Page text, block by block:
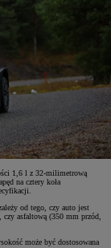
1,6 l z 32-milimetrową
na cztery koła
od tego, czy auto jest
asfaltową (350 mm przód,
może być dostosowana